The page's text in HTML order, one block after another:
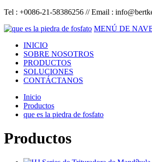
Tel : +0086-21-58386256 // Email :
MENÚ DE
INICIO
SOBRE NOSOTROS
PRODUCTOS
SOLUCIONES
CONTÁCTANOS
Inicio
Productos
que es la piedra de fosfato
Productos